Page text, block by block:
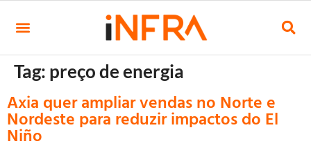
Tag: preço de energia
Axia quer ampliar vendas no Norte e
Nordeste para reduzir impactos do El
Niño